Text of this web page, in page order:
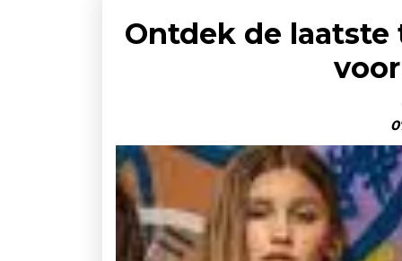
Ontdek de